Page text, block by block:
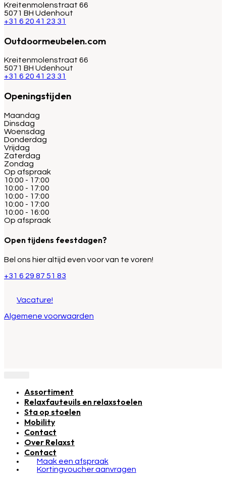
Kreitenmolenstraat 66
5071 BH Udenhout
+31 6 20 41 23 31
Outdoormeubelen.com
Kreitenmolenstraat 66
5071 BH Udenhout
+31 6 20 41 23 31
Openingstijden
Maandag
Dinsdag
Woensdag
Donderdag
Vrijdag
Zaterdag
Zondag
Op afspraak
10:00 - 17:00
10:00 - 17:00
10:00 - 17:00
10:00 - 17:00
10:00 - 16:00
Op afspraak
Open tijdens feestdagen?
Bel ons hier altijd even voor van te voren!
+31 6 29 87 51 83
Vacature!
Algemene voorwaarden
Assortiment
Relaxfauteuils en relaxstoelen
Sta op stoelen
Mobility
Contact
Over Relaxst
Contact
Maak een afspraak
Kortingvoucher aanvragen